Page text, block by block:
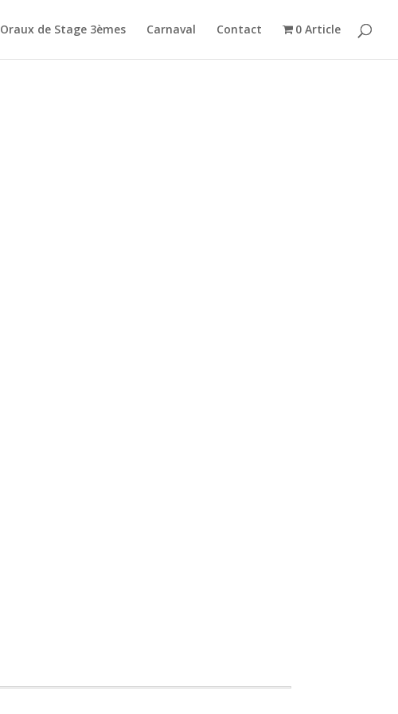
Oraux de Stage 3èmes Carnaval Contact 0 Article